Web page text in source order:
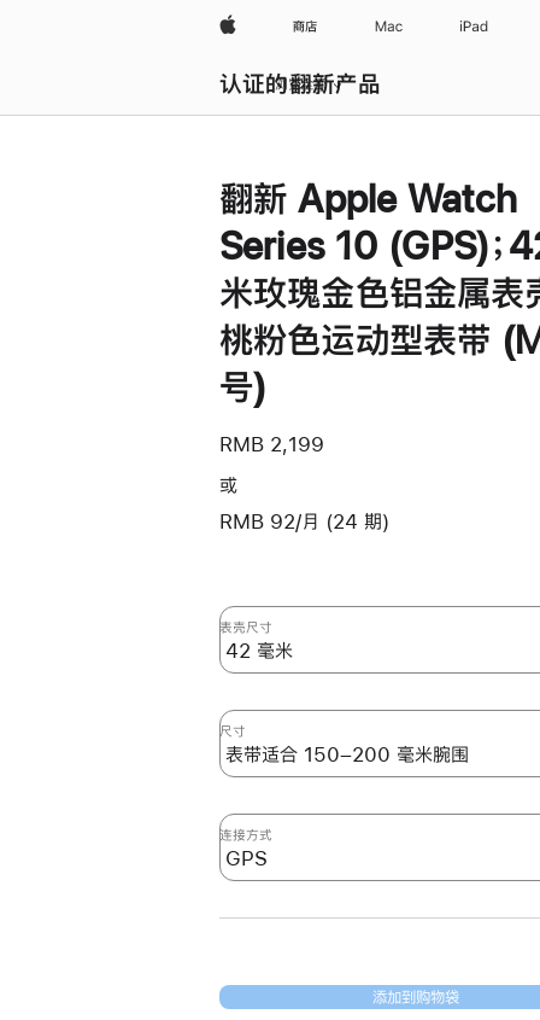
Apple 商店 Mac iPad
认证的翻新产品
浏览全部
翻新 Apple Watch
Series 10 (GPS)；
米玫瑰金色铝金属表
桃粉色运动型表带
号)
RMB 2,199
或
RMB 92/月 (24 期)
表壳尺寸
尺寸
连接方式
添加到购物袋